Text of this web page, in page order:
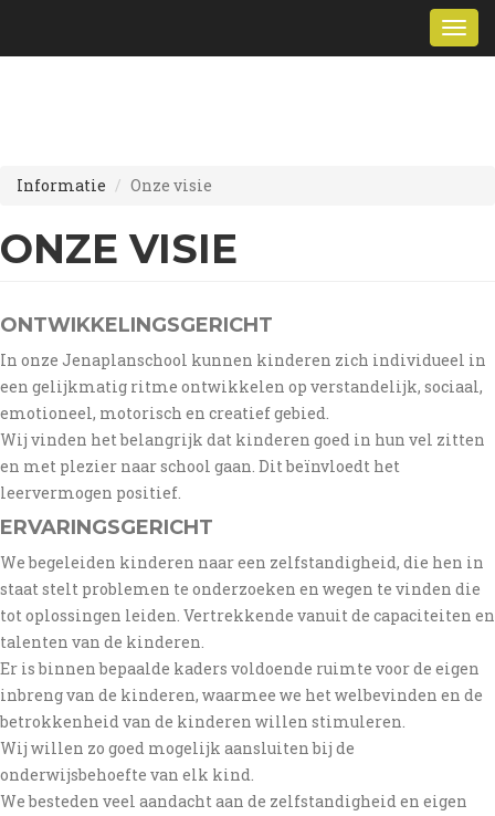
naar
Informatie Onze visie
ONZE VISIE
ONTWIKKELINGSGERICHT
In onze Jenaplanschool kunnen kinderen zich individueel in
een gelijkmatig ritme ontwikkelen op verstandelijk, sociaal,
emotioneel, motorisch en creatief gebied.
Wij vinden het belangrijk dat kinderen goed in hun vel zitten
en met plezier naar school gaan. Dit beïnvloedt het
leervermogen positief.
ERVARINGSGERICHT
We begeleiden kinderen naar een zelfstandigheid, die hen in
staat stelt problemen te onderzoeken en wegen te vinden die
tot oplossingen leiden. Vertrekkende vanuit de capaciteiten en
talenten van de kinderen.
Er is binnen bepaalde kaders voldoende ruimte voor de eigen
inbreng van de kinderen, waarmee we het welbevinden en de
betrokkenheid van de kinderen willen stimuleren.
Wij willen zo goed mogelijk aansluiten bij de
onderwijsbehoefte van elk kind.
We besteden veel aandacht aan de zelfstandigheid en eigen